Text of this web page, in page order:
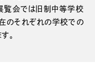
覧会では旧制中等学校
のそれぞれの学校での
。